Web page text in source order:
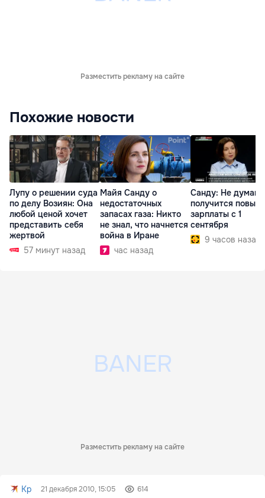
Разместить рекламу на сайте
Похожие новости
Лупу о решении суда
по делу Возиян: Она
любой ценой хочет
представить себя
жертвой
57 минут назад
Майя Санду о
недостаточных
запасах газа: Никто
не знал, что начнется
война в Иране
час назад
Санду: Не думаю,
получится
зарплаты с 1
сентября
9 часов назад
Разместить рекламу на сайте
Kp 21 декабря 2010, 15:05 614